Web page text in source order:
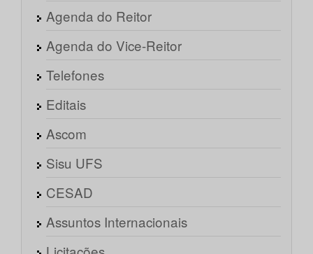
Agenda do Reitor
Agenda do Vice-Reitor
Telefones
Editais
Ascom
Sisu UFS
CESAD
Assuntos Internacionais